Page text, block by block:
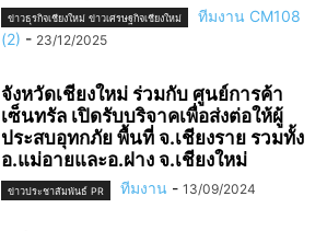
ข่าวธุรกิจเชียงใหม่ ข่าวเศรษฐกิจเชียงใหม่
ทีมงาน CM108
(2) - 23/12/2025
จังหวัดเชียงใหม่ ร่วมกับ ศูนย์การค้า
เซ็นทรัล เปิดรับบริจาคเพื่อส่งต่อให้ผู้
ประสบอุทกภัย พื้นที่ จ.เชียงราย รวมทั้ง
อ.แม่อายและอ.ฝาง จ.เชียงใหม่
ข่าวประชาสัมพันธ์ PR ทีมงาน - 13/09/2024